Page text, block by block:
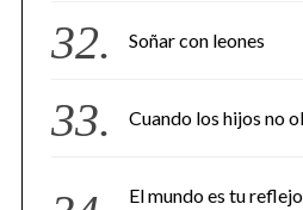
Soñar con leones
Cuando los hijos no
El mundo es tu